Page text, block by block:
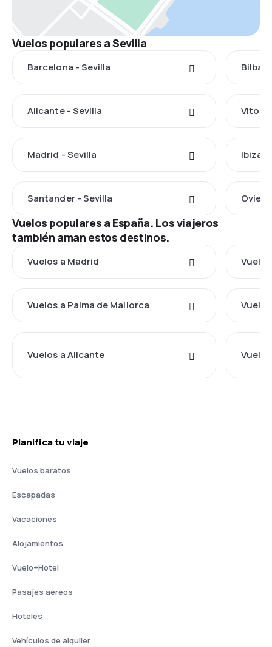
Vuelos populares a Sevilla
Barcelona - Sevilla Bilbao
Alicante - Sevilla
Madrid - Sevilla Ibiza -
Santander - Sevilla
Vuelos populares a España. Los viajeros
también aman estos destinos.
Vuelos a Madrid
Vuelos a Palma de Mallorca
Vuelos a Alicante
Planifica tu viaje
Vuelos baratos
Escapadas
Vacaciones
Alojamientos
Vuelo+Hotel
Pasajes aéreos
Hoteles
Vehículos de alquiler